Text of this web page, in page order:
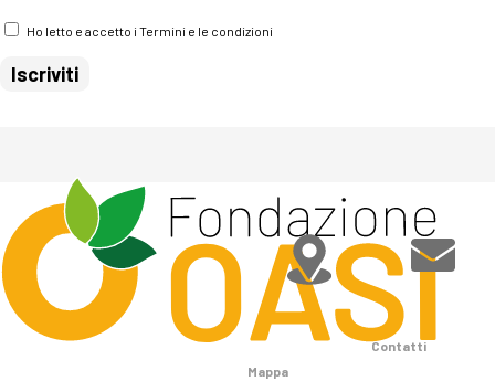
Ho letto e accetto i Termini e le condizioni
Mappa
Contatti